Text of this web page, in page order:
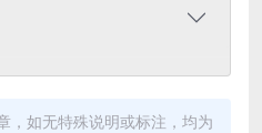
，如无特殊说明或标注，均为